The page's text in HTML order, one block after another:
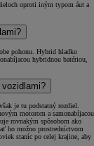
oproti iným typom áut a
pohonu. Hybrid hladko
hybridnou batériou,
je tu podstatný rozdiel.
motorom a samonabíjacou
rovnakým spôsobom ako
ho možno prostredníctvom
staníc po celej krajine, aby